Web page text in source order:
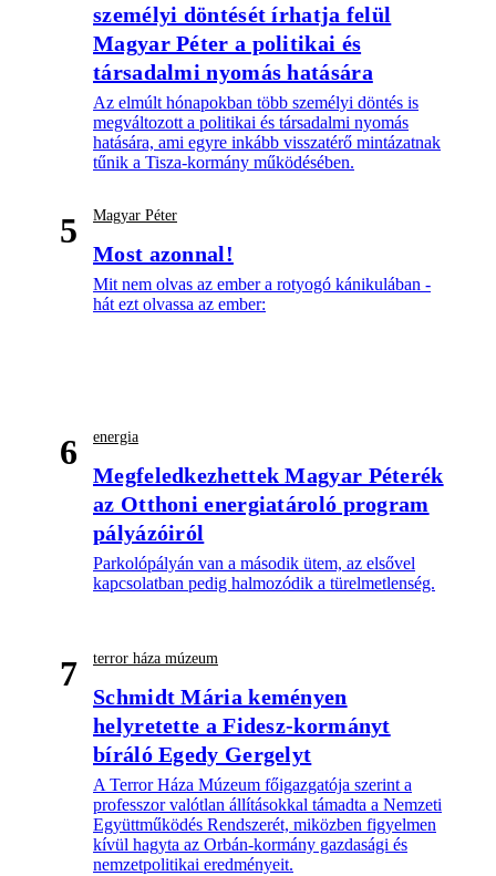
személyi döntését írhatja felül
Magyar Péter a politikai és
társadalmi nyomás hatására
Az elmúlt hónapokban több személyi döntés is
megváltozott a politikai és társadalmi nyomás
hatására, ami egyre inkább visszatérő mintázatnak
tűnik a Tisza-kormány működésében.
5 Magyar Péter
Most azonnal!
Mit nem olvas az ember a rotyogó kánikulában -
hát ezt olvassa az ember:
6 energia
Megfeledkezhettek Magyar Péterék
az Otthoni energiatároló program
pályázóiról
Parkolópályán van a második ütem, az elsővel
kapcsolatban pedig halmozódik a türelmetlenség.
7 terror háza múzeum
Schmidt Mária keményen
helyretette a Fidesz-kormányt
bíráló Egedy Gergelyt
A Terror Háza Múzeum főigazgatója szerint a
professzor valótlan állításokkal támadta a Nemzeti
Együttműködés Rendszerét, miközben figyelmen
kívül hagyta az Orbán-kormány gazdasági és
nemzetpolitikai eredményeit.